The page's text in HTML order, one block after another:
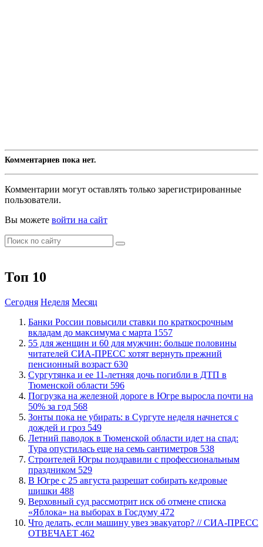
Комментариев пока нет.
Комментарии могут оставлять только зарегистрированные
пользователи.
Вы можете войти на сайт
Топ 10
Сегодня Неделя Месяц
​Банки России повысили ставки по краткосрочным
вкладам до максимума с марта 1557
​55 для женщин и 60 для мужчин: больше половины
читателей СИА-ПРЕСС хотят вернуть прежний
пенсионный возраст 630
Сургутянка и ее 11-летняя дочь погибли в ДТП в
Тюменской области 596
​Погрузка на железной дороге в Югре выросла почти на
50% за год 568
​Зонты пока не убирать: в Сургуте неделя начнется с
дождей и гроз 549
​Летний паводок в Тюменской области идет на спад:
Тура опустилась еще на семь сантиметров 538
​Строителей Югры поздравили с профессиональным
праздником 529
​В Югре с 25 августа разрешат собирать кедровые
шишки 488
​Верховный суд рассмотрит иск об отмене списка
«Яблока» на выборах в Госдуму 472
​Что делать, если машину увез эвакуатор? // СИА-ПРЕСС
ОТВЕЧАЕТ 462